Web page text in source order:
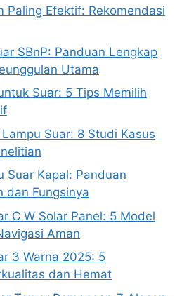
Paling Efektif: Rekomendasi
SBnP: Panduan Lengkap
Utama
Suar: 5 Tips Memilih
Suar: 8 Studi Kasus
Suar Kapal: Panduan
dan Fungsinya
C W Solar Panel: 5 Model
Aman
3 Warna 2025: 5
dan Hemat